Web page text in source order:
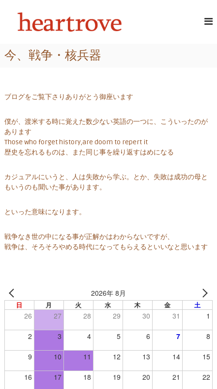
へ
プ
る
容
室
ハ
ヴ
【
崎
市
】
よ
え
る
今、戦争・核兵器
ブログをご覧下さりありがとう御座います
僕が、渡米する時に覚えた数少ない英語の一つに、こういったのが
あります
Those who forget history,are doom to repert it
歴史を忘れるものは、また同じ事を繰り返すはめになる
カジュアルにいうと、人は失敗から学ぶ。とか、失敗は成功の母と
もいうのも聞いた事があります。
といった意味になります。
戦争なき世の中になる事が正解かはわからないですが、
戦争は、そろそろやめる時代になってもらえるといいなと思います
2026年 8月
日 月 火 水 木 金 土
26 27 28 29 30 31 1
2 3 4 5 6 7 8
9 10 11 12 13 14 15
16 17 18 19 20 21 22